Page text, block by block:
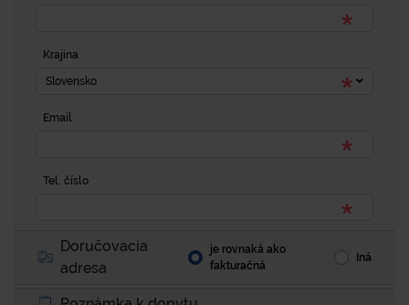
Krajina
Slovensko
Email
Tel. číslo
Doručovacia
adresa
je rovnaká ako
fakturačná
Iná